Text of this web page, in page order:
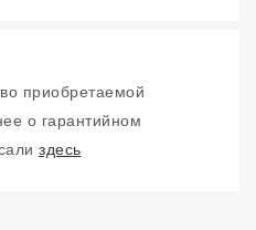
приобретаемой
о гарантийном
здесь